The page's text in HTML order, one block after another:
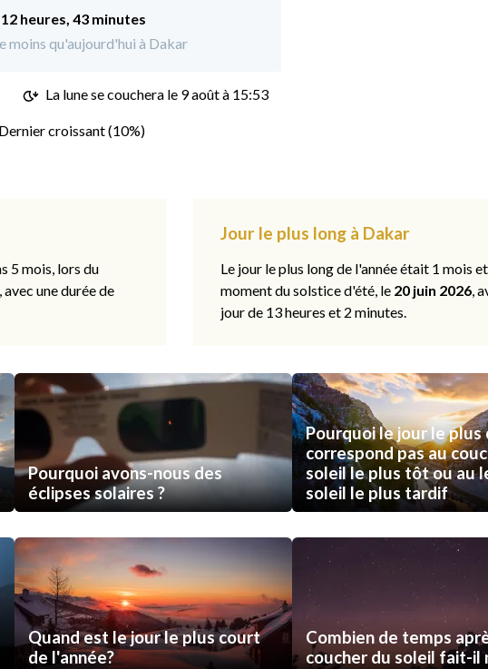
12 heures, 43 minutes
moins qu'aujourd'hui à Dakar
La lune se couchera le 9 août à 15:53
croissant (10%)
5 mois, lors du
, avec une durée de
Jour le plus long à Dakar
Le jour le plus long de l'année était 1 mois
moment du solstice d'été, le 20 juin 2026,
jour de 13 heures et 2 minutes.
Pourquoi avons-nous des
éclipses solaires ?
Pourquoi le jour le plus
correspond pas au
soleil le plus tôt ou au
soleil le plus tardif
Quand est le jour le plus court
de l'année?
Combien de temps
coucher du soleil fait-il